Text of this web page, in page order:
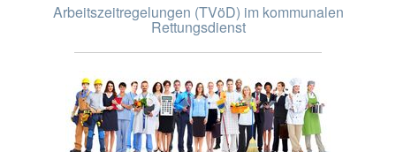
Arbeitszeitregelungen (TVöD) im kommunalen
Rettungsdienst